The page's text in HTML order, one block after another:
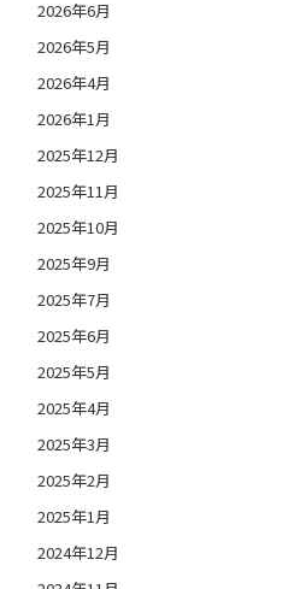
2026年6月
2026年5月
2026年4月
2026年1月
2025年12月
2025年11月
2025年10月
2025年9月
2025年7月
2025年6月
2025年5月
2025年4月
2025年3月
2025年2月
2025年1月
2024年12月